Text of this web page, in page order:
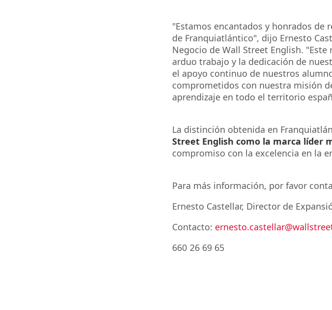
"Estamos encantados y honrados de
de Franquiatlántico", dijo Ernesto
Negocio de Wall Street English.
arduo trabajo y la dedicación de
el apoyo continuo de nuestros
comprometidos con nuestra misión
aprendizaje en todo el territorio
La distinción obtenida en
Street English como la marca líder
compromiso con la excelencia en la
Para más información, por favor
Ernesto Castellar, Director de
Contacto:
660 26 69 65